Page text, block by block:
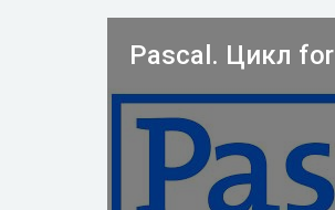
Pascal. Цикл for